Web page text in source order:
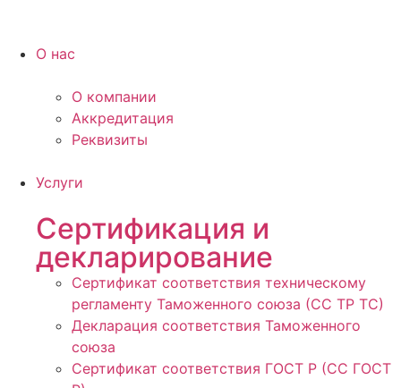
О нас
О компании
Аккредитация
Реквизиты
Услуги
Сертификация и
декларирование
Сертификат соответствия техническому
регламенту Таможенного союза (СС ТР ТС)
Декларация соответствия Таможенного
союза
Сертификат соответствия ГОСТ Р (СС ГОСТ